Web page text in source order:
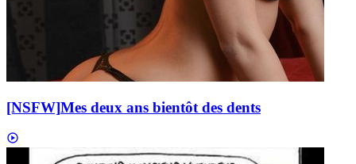
[NSFW]Mes deux ans bientôt des dents